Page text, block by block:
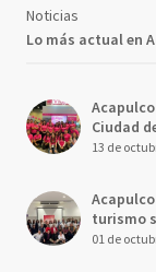
Noticias
Lo más actual en
Ciudad
13 de
turismo
01 de